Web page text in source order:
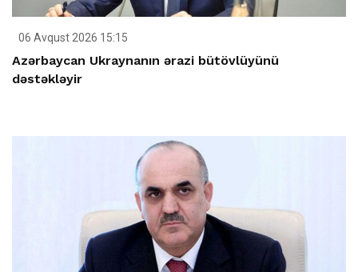
06 Avqust 2026 15:15
Azərbaycan Ukraynanın ərazi bütövlüyünü
dəstəkləyir